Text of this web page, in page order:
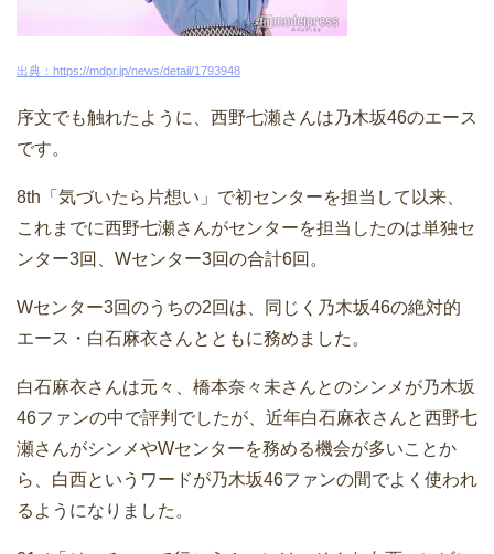
出典：https://mdpr.jp/news/detail/1793948
序文でも触れたように、西野七瀬さんは乃木坂46のエース
です。
8th「気づいたら片想い」で初センターを担当して以来、
これまでに西野七瀬さんがセンターを担当したのは単独セ
ンター3回、Wセンター3回の合計6回。
Wセンター3回のうちの2回は、同じく乃木坂46の絶対的
エース・白石麻衣さんとともに務めました。
白石麻衣さんは元々、橋本奈々未さんとのシンメが乃木坂
46ファンの中で評判でしたが、近年白石麻衣さんと西野七
瀬さんがシンメやWセンターを務める機会が多いことか
ら、白西というワードが乃木坂46ファンの間でよく使われ
るようになりました。